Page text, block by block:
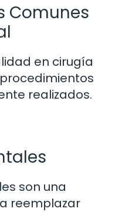
Comunes
en cirugía
realizados.
son una
reemplazar